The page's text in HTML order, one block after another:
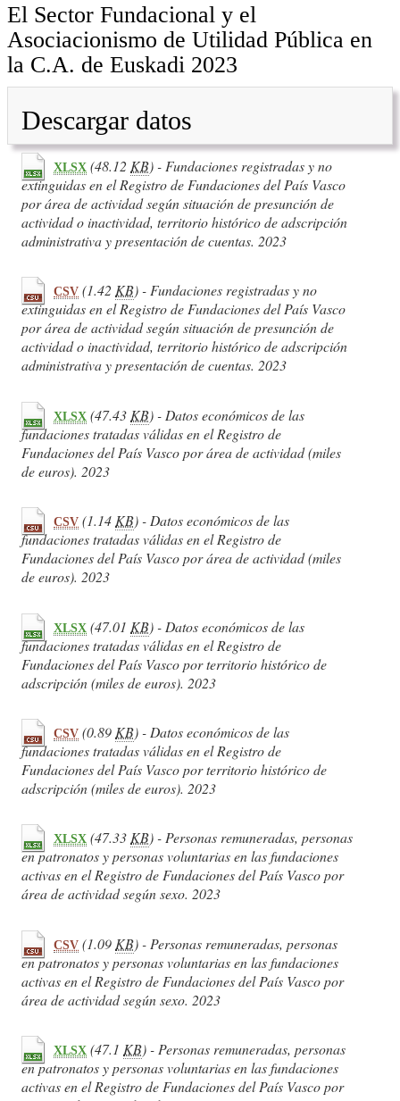
El Sector Fundacional y el
Asociacionismo de Utilidad Pública en
la C.A. de Euskadi 2023
Descargar datos
XLSX (48.12 KB) - Fundaciones registradas y no
extinguidas en el Registro de Fundaciones del País Vasco
por área de actividad según situación de presunción de
actividad o inactividad, territorio histórico de adscripción
administrativa y presentación de cuentas. 2023
CSV (1.42 KB) - Fundaciones registradas y no
extinguidas en el Registro de Fundaciones del País Vasco
por área de actividad según situación de presunción de
actividad o inactividad, territorio histórico de adscripción
administrativa y presentación de cuentas. 2023
XLSX (47.43 KB) - Datos económicos de las
fundaciones tratadas válidas en el Registro de
Fundaciones del País Vasco por área de actividad (miles
de euros). 2023
CSV (1.14KB) - Datos económicos de las
fundaciones tratadas válidas en el Registro de
Fundaciones del País Vasco por área de actividad (miles
de euros). 2023
XLSX (47.01 KB) - Datos económicos de las
fundaciones tratadas válidas en el Registro de
Fundaciones del País Vasco por territorio histórico de
adscripción (miles de euros). 2023
CSV (0.89 KB) - Datos económicos de las
fundaciones tratadas válidas en el Registro de
Fundaciones del País Vasco por territorio histórico de
adscripción (miles de euros). 2023
XLSX (47.33KB) - Personas remuneradas, personas
en patronatos y personas voluntarias en las fundaciones
activas en el Registro de Fundaciones del País Vasco por
área de actividad según sexo. 2023
CSV (1.09 KB) - Personas remuneradas, personas
en patronatos y personas voluntarias en las fundaciones
activas en el Registro de Fundaciones del País Vasco por
área de actividad según sexo. 2023
XLSX (47.1 KB) - Personas remuneradas, personas
en patronatos y personas voluntarias en las fundaciones
activas en el Registro de Fundaciones del País Vasco por